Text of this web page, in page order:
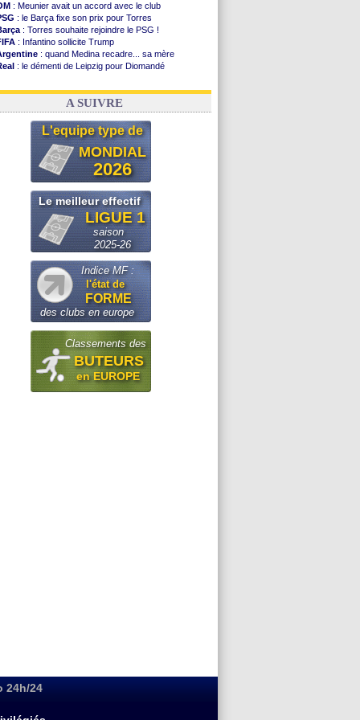
: Meunier avait un accord avec le club
: le Barça fixe son prix pour Torres
: Torres souhaite rejoindre le PSG !
: Infantino sollicite Trump
: quand Medina recadre... sa mère
: le démenti de Leipzig pour Diomandé
: le conseiller d'Infantino démissionne !
A SUIVRE
L'equipe type de
MONDIAL
2026
Le meilleur effectif
LIGUE 1
saison
2025-26
Indice MF :
l'état de
FORME
des clubs en europe
Classements des
BUTEURS
en EUROPE
24h/24